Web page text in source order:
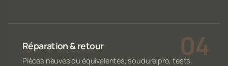
Réparation & retour
Pièces neuves ou équivalentes, soudure pro, tests,